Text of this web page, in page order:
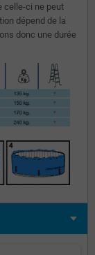
celle-ci ne peut
dépend de la
donc une durée